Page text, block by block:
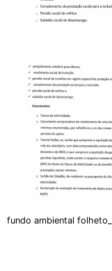
fundo ambiental